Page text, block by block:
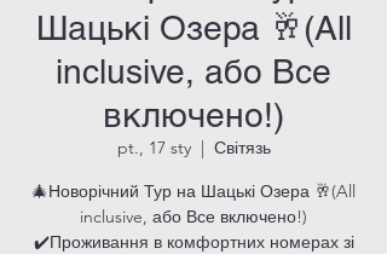
Шацькі Озера 🥂(All
inclusive, або Все
включено!)
pt., 17 sty
  |
Світязь
🎄Новорічний Тур на Шацькі Озера 🥂(All
inclusive, або Все включено!)
✔️Проживання в комфортних номерах зі